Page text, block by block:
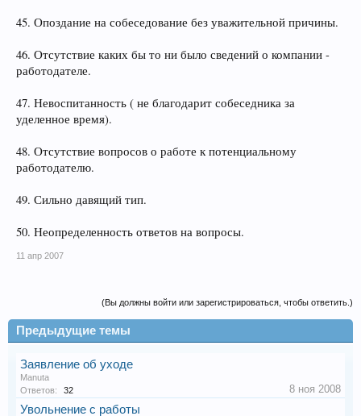
45. Опоздание на собеседование без уважительной причины.
46. Отсутствие каких бы то ни было сведений о компании -
работодателе.
47. Невоспитанность ( не благодарит собеседника за
уделенное время).
48. Отсутствие вопросов о работе к потенциальному
работодателю.
49. Сильно давящий тип.
50. Неопределенность ответов на вопросы.
11 апр 2007
(Вы должны войти или зарегистрироваться, чтобы ответить.)
Предыдущие темы
Заявление об уходе
Manuta
Ответов:
32 8 ноя 2008
Увольнение с работы